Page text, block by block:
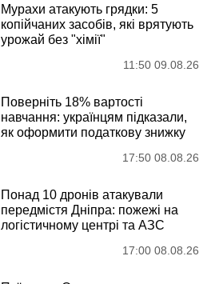
Мурахи атакують грядки: 5
копійчаних засобів, які врятують
урожай без "хімії"
11:50 09.08.26
Поверніть 18% вартості
навчання: українцям підказали,
як оформити податкову знижку
17:50 08.08.26
Понад 10 дронів атакували
передмістя Дніпра: пожежі на
логістичному центрі та АЗС
17:00 08.08.26